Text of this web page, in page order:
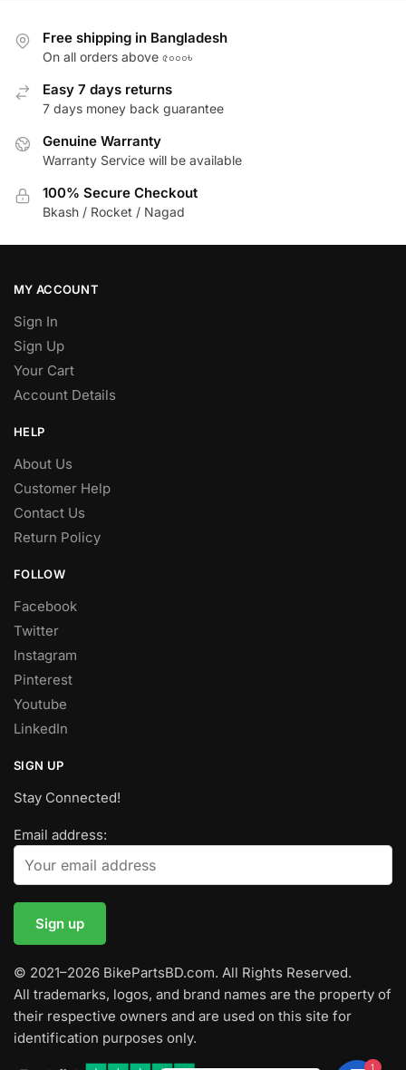
Free shipping in Bangladesh
On all orders above ৫০০০৳
Easy 7 days returns
7 days money back guarantee
Genuine Warranty
Warranty Service will be available
100% Secure Checkout
Bkash / Rocket / Nagad
MY ACCOUNT
Sign In
Sign Up
Your Cart
Account Details
HELP
About Us
Customer Help
Contact Us
Return Policy
FOLLOW
Facebook
Twitter
Instagram
Pinterest
Youtube
LinkedIn
SIGN UP
Stay Connected!
Email address:
© 2021–2026 BikePartsBD.com. All Rights Reserved.
All trademarks, logos, and brand names are the property of
their respective owners and are used on this site for
identification purposes only.
1